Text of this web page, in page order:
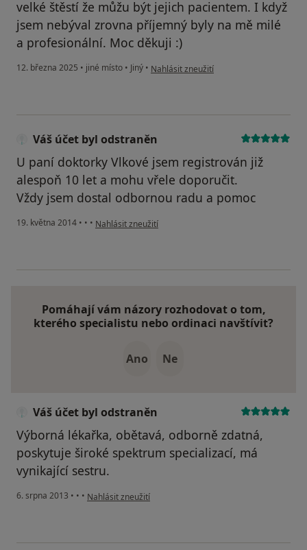
velké štěstí že můžu být jejich pacientem. I když
jsem nebýval zrovna příjemný byly na mě milé
a profesionální. Moc děkuji :)
12. března 2025 • jiné místo • Jiný • podle názoru uživatele Zdeněk Tv
Nahlásit zneužití
Váš účet byl odstraněn
U paní doktorky Vlkové jsem registrován již
alespoň 10 let a mohu vřele doporučit.
Vždy jsem dostal odbornou radu a pomoc
19. května 2014 • • • podle názoru uživatele Váš účet byl odstraněn
Nahlásit zneužití
Pomáhají vám názory rozhodovat o tom,
kterého specialistu nebo ordinaci navštívit?
Ano Ne
Váš účet byl odstraněn
Výborná lékařka, obětavá, odborně zdatná,
poskytuje široké spektrum specializací, má
vynikající sestru.
6. srpna 2013 • • • podle názoru uživatele Váš účet byl odstraněn
Nahlásit zneužití